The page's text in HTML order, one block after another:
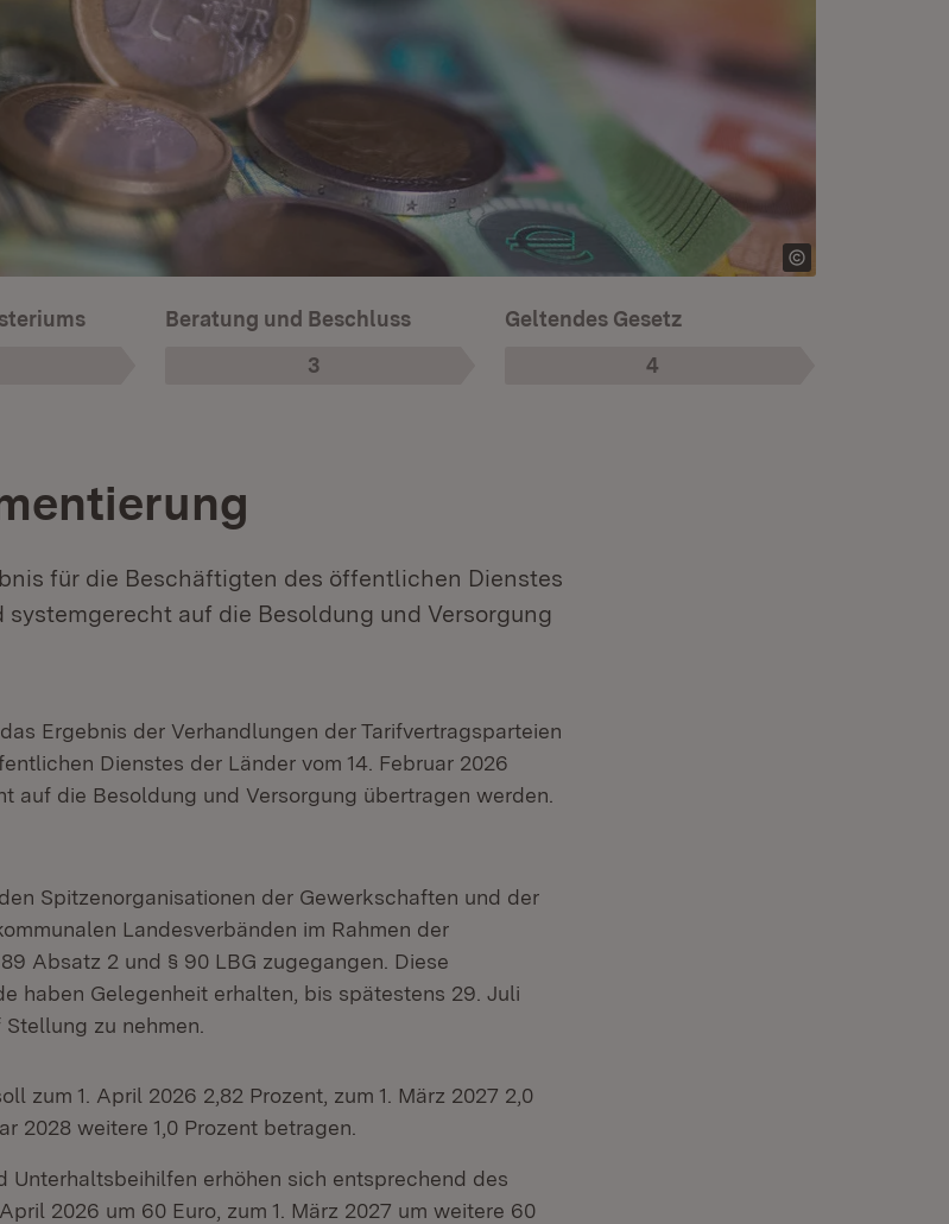
3
Beratung und Beschluss
4
Geltendes Gesetz
für die Beschäftigten des öffentlichen Dienstes
auf die Besoldung und Versorgung
Ergebnis der Verhandlungen der Tarifvertragsparteien
Dienstes der Länder vom 14. Februar 2026
auf die Besoldung und Versorgung übertragen werden.
Spitzenorganisationen der Gewerkschaften und der
Landesverbänden im Rahmen der
Absatz 2 und § 90 LBG zugegangen. Diese
haben Gelegenheit erhalten, bis spätestens 29. Juli
zu nehmen.
zum 1. April 2026 2,82 Prozent, zum 1. März 2027 2,0
2028 weitere 1,0 Prozent betragen.
Unterhaltsbeihilfen erhöhen sich entsprechend des
2026 um 60 Euro, zum 1. März 2027 um weitere 60